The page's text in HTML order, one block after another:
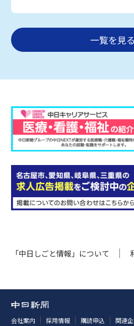
一覧を見る
「中日しごと情報」について
会社案内 採用情報 購読申込 関連